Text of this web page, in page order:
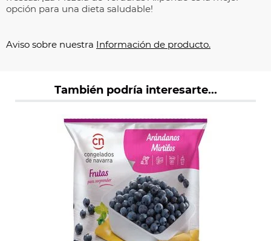
opción para una dieta saludable!
Aviso sobre nuestra Información de producto.
También podría interesarte...